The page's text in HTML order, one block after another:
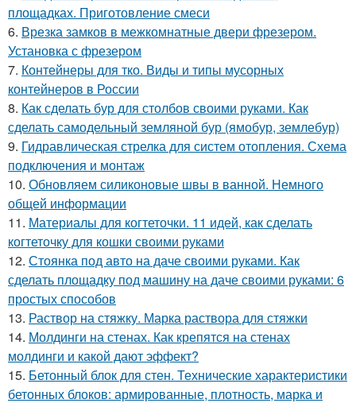
площадках. Приготовление смеси
6. Врезка замков в межкомнатные двери фрезером.
Установка с фрезером
7. Контейнеры для тко. Виды и типы мусорных
контейнеров в России
8. Как сделать бур для столбов своими руками. Как
сделать самодельный земляной бур (ямобур, землебур)
9. Гидравлическая стрелка для систем отопления. Схема
подключения и монтаж
10. Обновляем силиконовые швы в ванной. Немного
общей информации
11. Материалы для когтеточки. 11 идей, как сделать
когтеточку для кошки своими руками
12. Стоянка под авто на даче своими руками. Как
сделать площадку под машину на даче своими руками: 6
простых способов
13. Раствор на стяжку. Марка раствора для стяжки
14. Молдинги на стенах. Как крепятся на стенах
молдинги и какой дают эффект?
15. Бетонный блок для стен. Технические характеристики
бетонных блоков: армированные, плотность, марка и